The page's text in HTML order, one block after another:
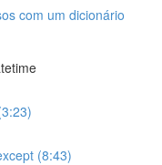
com um dicionário
(8:43)